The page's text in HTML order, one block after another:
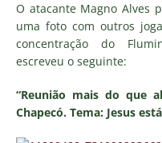
O atacante Magno Alves
uma foto com outros
concentração do
escreveu o seguinte:
“Reunião mais do que
Chapecó. Tema: Jesus